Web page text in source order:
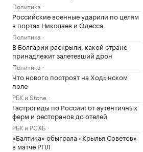
Политика
Российские военные ударили по целям
в портах Николаев и Одесса
Политика
В Болгарии раскрыли, какой стране
принадлежит залетевший дрон
Политика
Что нового построят на Ходынском
поле
РБК и Stone
Гастрогиды по России: от аутентичных
ферм и ресторанов до отелей
РБК и РСХБ
«Балтика» обыграла «Крылья Советов»
в матче РПЛ